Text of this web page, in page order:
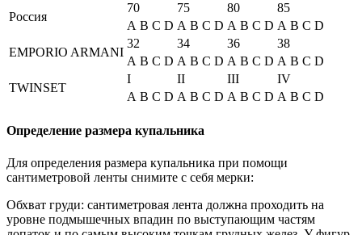
Россия
70 75 80
85
A B C D A B C D A B C D A B C D
EMPORIO ARMANI
32 34 36
38
A B C D A B C D A B C D A B C D
TWINSET
I II III
IV
A B C D A B C D A B C D A B C D
Определение размера купальника
Для определения размера купальника при помощи
сантиметровой ленты снимите с себя мерки:
Обхват груди: сантиметровая лента должна проходить на
уровне подмышечных впадин по выступающим частям